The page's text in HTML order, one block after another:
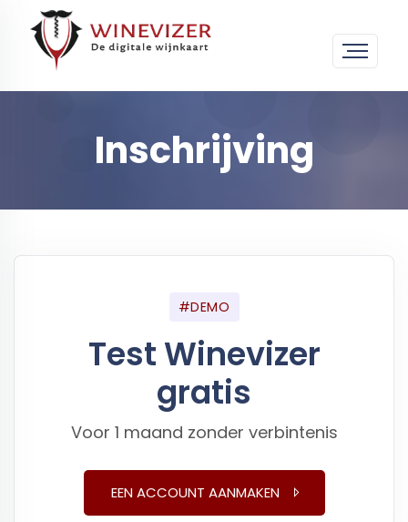
Inschrijving
#DEMO
Test Winevizer
gratis
Voor 1 maand zonder verbintenis
EEN ACCOUNT AANMAKEN